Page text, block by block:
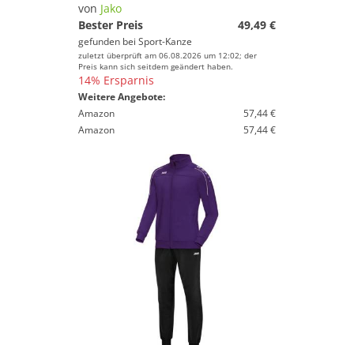
von Jako
Bester Preis
49,49 €
gefunden bei Sport-Kanze
zuletzt überprüft am 06.08.2026 um 12:02; der
Preis kann sich seitdem geändert haben.
14% Ersparnis
Weitere Angebote:
Amazon
57,44 €
Amazon
57,44 €